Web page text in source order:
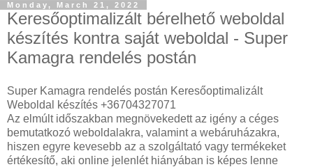
Monday, March 21, 2022
Keresőoptimalizált bérelhető weboldal
készítés kontra saját weboldal - Super
Kamagra rendelés postán
Super Kamagra rendelés postán Keresőoptimalizált
Weboldal készítés +36704327071
Az elmúlt időszakban megnövekedett az igény a céges
bemutatkozó weboldalakra, valamint a webáruházakra,
hiszen egyre kevesebb az a szolgáltató vagy termékeket
értékesítő, aki online jelenlét hiányában is képes lenne